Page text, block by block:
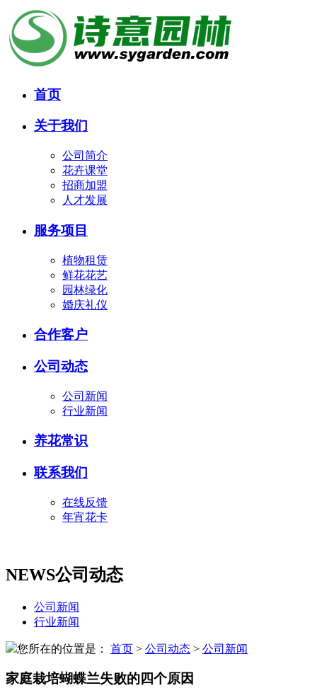
首页
关于我们
公司简介
花卉课堂
招商加盟
人才发展
服务项目
植物租赁
鲜花花艺
园林绿化
婚庆礼仪
合作客户
公司动态
公司新闻
行业新闻
养花常识
联系我们
在线反馈
年宵花卡
NEWS公司动态
公司新闻
行业新闻
您所在的位置是： 首页 > 公司动态 > 公司新闻
家庭栽培蝴蝶兰失败的四个原因